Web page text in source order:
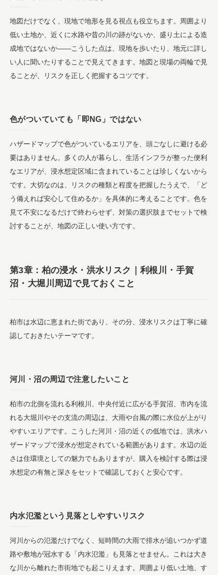
地図だけでなく、現地で地形を見る視点も役立ちます。周囲より
低い土地か、近くに水路や昔の川の跡がないか、盛り土による造
成地ではないか――こうした点は、現地を歩いたり、地元に詳し
い人に聞いたりすることで見えてきます。地図と現場の両輪で見
ることが、リスクを正しく把握するコツです。
色がついていても「即NG」ではない
ハザードマップで色がついているエリアを、頭ごなしに避ける必
要はありません。多くの人が暮らし、生活インフラが整った便利
なエリアが、浸水想定区域に含まれていることは珍しくないから
です。大切なのは、リスクの種類と程度を把握したうえで、「ど
う備えれば安心して住めるか」を具体的に考えることです。色を
見て不安になるだけで終わらせず、対策の選択肢までセットで検
討することが、地図の正しい使い方です。
第3章：柏の浸水・洪水リスク｜利根川・手賀
沼・大堀川周辺で見ておくこと
柏市は水辺に恵まれた街であり、その分、浸水リスクは丁寧に確
認しておきたいテーマです。
河川・沼の周辺で注意したいこと
柏市の北側を流れる利根川、中央付近に広がる手賀沼、市内を流
れる大堀川やその支流の周辺は、大雨や台風の際に水位が上がり
やすいエリアです。こうした河川・沼の近くの低地では、洪水ハ
ザードマップで浸水が想定されている範囲があります。水辺の近
さは住環境としての魅力でもありますが、購入を検討する際は浸
水想定の有無と深さをセットで確認しておくと安心です。
内水氾濫という見落としやすいリスク
河川からの氾濫だけでなく、短時間の大雨で排水が追いつかず道
路や敷地が冠水する「内水氾濫」も見落とせません。これは大き
な川から離れた市街地でも起こりえます。周囲より低い土地、す